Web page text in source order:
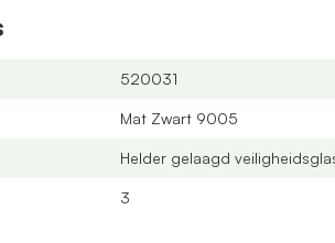
gratis op maat leveren. Zowel in de
dan een offerte aan.
520031
Mat Zwart 9005
Helder gelaagd
3